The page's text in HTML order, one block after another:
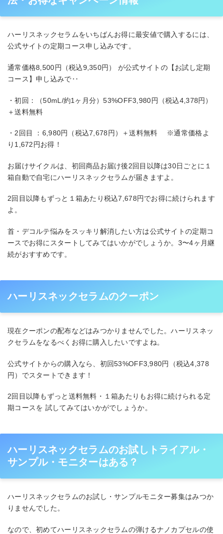
ハーリスネックセラムをいちばんお得に最安値で購入するには、
公式サイトの定期コース申し込みです。
通常価格8,500円（税込9,350円） が公式サイトの【お試し定期
コース】申し込みで‥
・初回：（50mL/約1ヶ月分）53%OFF3,980円（税込4,378円）
＋送料無料
・2回目 ：6,980円（税込7,678円）＋送料無料 ※通常価格よ
り1,672円お得！
お届けサイクルは、初回商品お届け後2回目以降は30日ごとに１
箱自動で自宅にハーリスネックセラムが届きますよ。
2回目以降もずっと１箱あたり税込7,678円でお得に続けられます
よ。
首・デコルテ悩みをスッキリ解消したい方は公式サイトの定期コ
ースでお得にスタートしてみてはいかがでしょうか。3〜4ヶ月継
続がおすすめです。
ハーリスネックセラムのクーポン
現在クーポンの配布などはみつかりませんでした。ハーリスネッ
クセラムをなるべくお得に購入したいですよね。
公式サイトからの購入なら、初回53%OFF3,980円（税込4,378
円）でスタートできます！
2回目以降もずっと送料無料・１箱あたりもお得に続けられる定
期コースを 試してみてはいかがでしょうか。
ハーリスネックセラムのお試しトライアル・
サンプル・モニターはある？
ハーリスネックセラムのお試し・サンプルモニター募集はみつか
りませんでした。
なので、初めてハーリスネックセラムの弾けるナノカプセルの使